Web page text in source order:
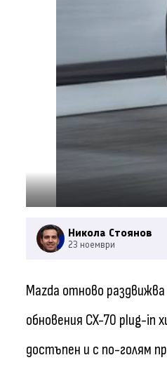
Никола Стоянов
23 ноември
Mazda отново
обновения CX-70 plug-in
достъпен и с по-голям